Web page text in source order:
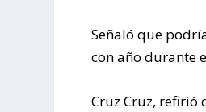
Señaló que
con año durante
Cruz Cruz, refirió